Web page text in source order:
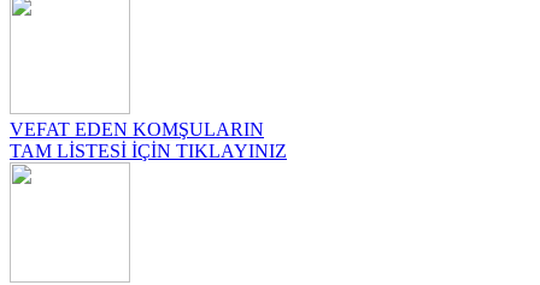
arasında çeşitli
noktalarda
düzenlenecek.
VEFAT EDEN KOMŞULARIN
TAM LİSTESİ İÇİN TIKLAYINIZ